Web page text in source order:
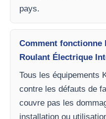
pays.
Comment fonctionne
Roulant Électrique
Tous les équipements
contre les défauts de
couvre pas les
installation ou